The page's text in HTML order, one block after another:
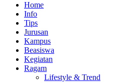
Home
Info
Tips
Jurusan
Kampus
Beasiswa
Kegiatan
Ragam
Lifestyle & Trend